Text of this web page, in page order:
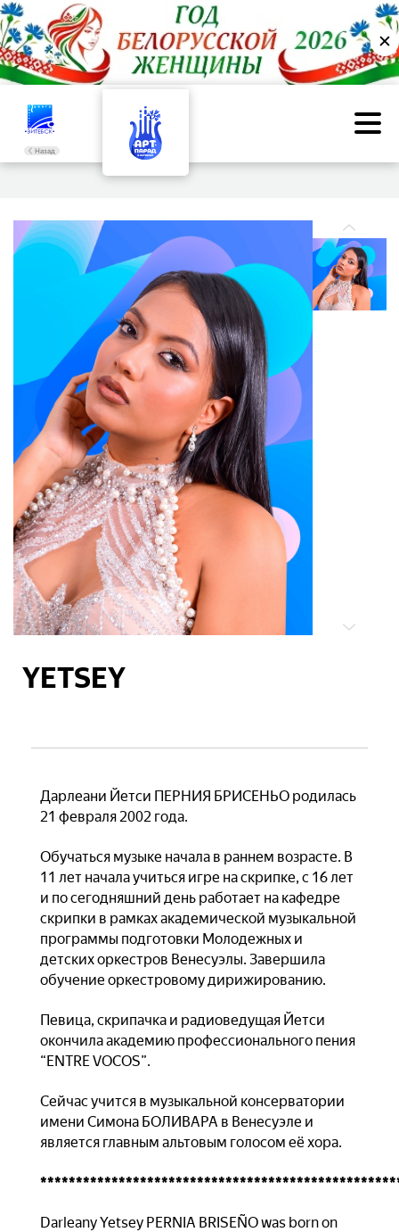
✕
Назад
YETSEY
Дарлеани Йетси ПЕРНИЯ БРИСЕНЬО родилась
21 февраля 2002 года.
Обучаться музыке начала в раннем возрасте. В
11 лет начала учиться игре на скрипке, с 16 лет
и по сегодняшний день работает на кафедре
скрипки в рамках академической музыкальной
программы подготовки Молодежных и
детских оркестров Венесуэлы. Завершила
обучение оркестровому дирижированию.
Певица, скрипачка и радиоведущая Йетси
окончила академию профессионального пения
“ENTRE VOCOS”.
Сейчас учится в музыкальной консерватории
имени Симона БОЛИВАРА в Венесуэле и
является главным альтовым голосом её хора.
Darleany Yetsey PERNIA BRISEÑO was born on